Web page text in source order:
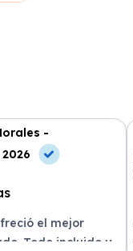
-
el mejor
Todo incluido y